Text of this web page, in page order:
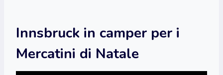
Innsbruck in camper per i
Mercatini di Natale